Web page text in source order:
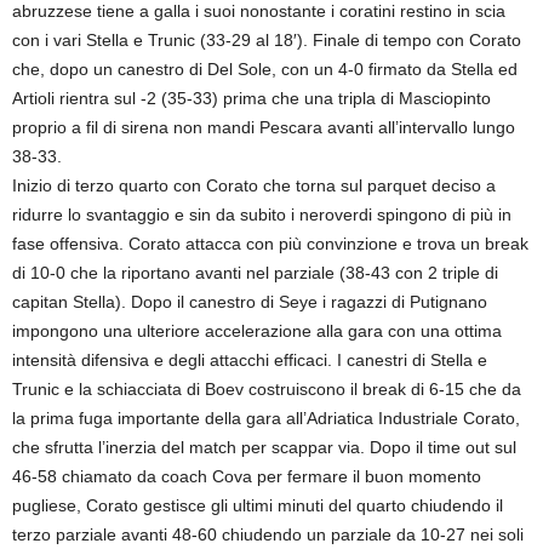
abruzzese tiene a galla i suoi nonostante i coratini restino in scia
con i vari Stella e Trunic (33-29 al 18′). Finale di tempo con Corato
che, dopo un canestro di Del Sole, con un 4-0 firmato da Stella ed
Artioli rientra sul -2 (35-33) prima che una tripla di Masciopinto
proprio a fil di sirena non mandi Pescara avanti all’intervallo lungo
38-33.
Inizio di terzo quarto con Corato che torna sul parquet deciso a
ridurre lo svantaggio e sin da subito i neroverdi spingono di più in
fase offensiva. Corato attacca con più convinzione e trova un break
di 10-0 che la riportano avanti nel parziale (38-43 con 2 triple di
capitan Stella). Dopo il canestro di Seye i ragazzi di Putignano
impongono una ulteriore accelerazione alla gara con una ottima
intensità difensiva e degli attacchi efficaci. I canestri di Stella e
Trunic e la schiacciata di Boev costruiscono il break di 6-15 che da
la prima fuga importante della gara all’Adriatica Industriale Corato,
che sfrutta l’inerzia del match per scappar via. Dopo il time out sul
46-58 chiamato da coach Cova per fermare il buon momento
pugliese, Corato gestisce gli ultimi minuti del quarto chiudendo il
terzo parziale avanti 48-60 chiudendo un parziale da 10-27 nei soli